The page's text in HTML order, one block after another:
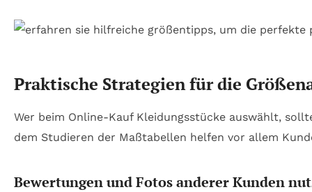
Praktische Strategien für die
Wer beim Online-Kauf Kleidungsstücke auswählt,
dem Studieren der Maßtabellen helfen vor allem
Bewertungen und Fotos anderer Kunden